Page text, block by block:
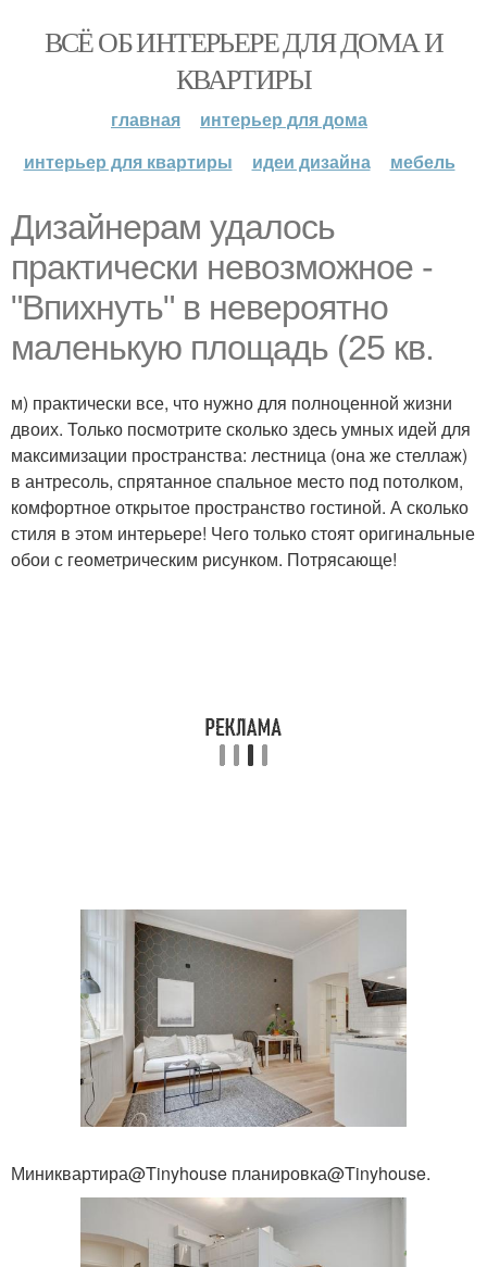
ВСЁ ОБ ИНТЕРЬЕРЕ ДЛЯ ДОМА И
КВАРТИРЫ
главная
интерьер для дома
интерьер для квартиры
идеи дизайна мебель
Дизайнерам удалось
практически невозможное -
"Впихнуть" в невероятно
маленькую площадь (25 кв.
м) практически все, что нужно для полноценной жизни
двоих. Только посмотрите сколько здесь умных идей для
максимизации пространства: лестница (она же стеллаж)
в антресоль, спрятанное спальное место под потолком,
комфортное открытое пространство гостиной. А сколько
стиля в этом интерьере! Чего только стоят оригинальные
обои с геометрическим рисунком. Потрясающе!
Миниквартира@Tinyhouse планировка@Tinyhouse.